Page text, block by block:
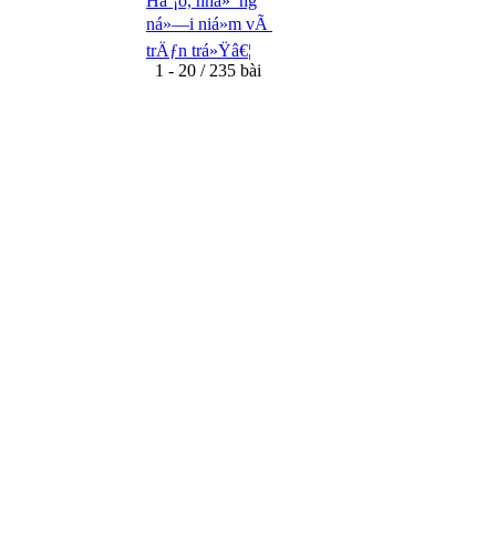
ná»—i niá»m vÃ
trÄƒn trá»Ÿâ€¦
1 - 20 / 235 bài